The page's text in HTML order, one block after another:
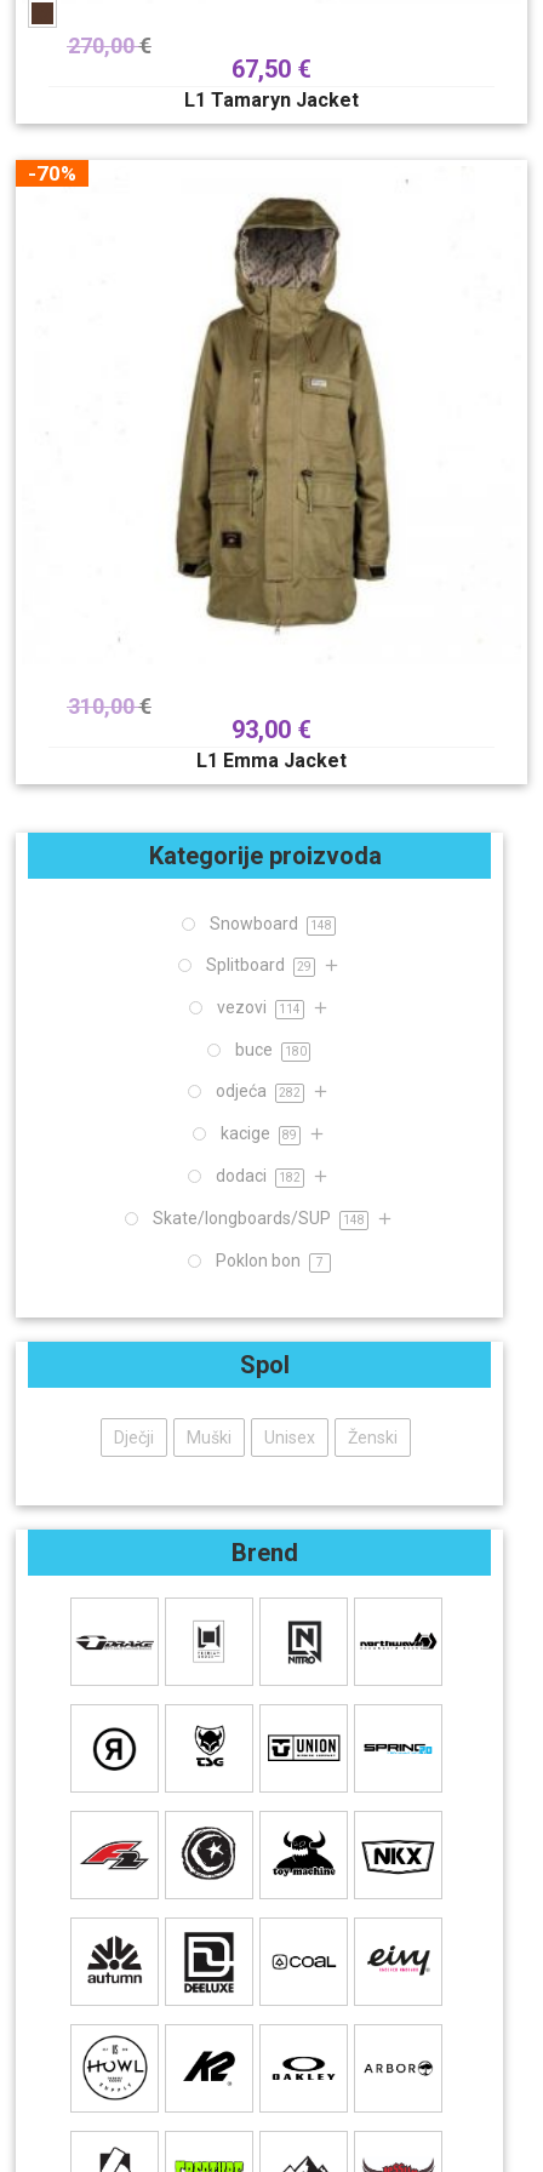
270,00€
67,50 €
L1 Tamaryn Jacket
-70%
310,00€
93,00 €
L1 Emma Jacket
Kategorije proizvoda
Snowboard 148
Splitboard 29
vezovi 114
buce 180
odjeća 282
kacige 89
dodaci 182
Skate/longboards/SUP 148
Poklon bon 7
Spol
Dječji Muški Unisex Ženski
Brend